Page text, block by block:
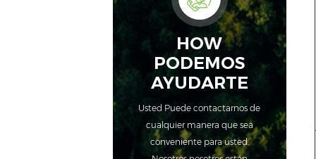
HOW
PODEMOS
AYUDARTE
Usted Puede contactarnos de
cualquier manera que sea
conveniente para usted.